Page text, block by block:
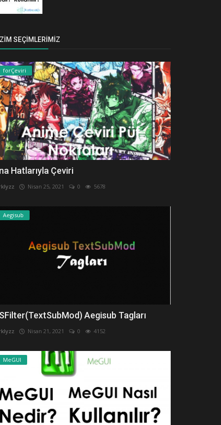
SEÇIMLERIMIZ
forÇeviri
Hatlarıyla Çeviri
Nisan 25, 2021 0 5678
Aegisub
Aegisub Tagları
Nisan 21, 2021 0 4152
MeGUI